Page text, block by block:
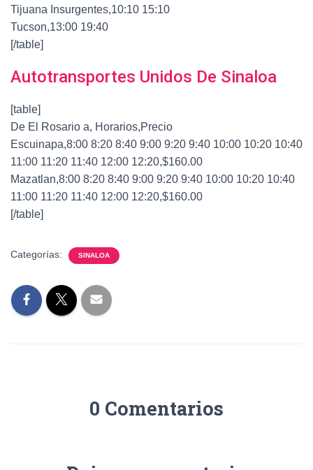
Tijuana Insurgentes,10:10 15:10
Tucson,13:00 19:40
[/table]
Autotransportes Unidos De Sinaloa
[table]
De El Rosario a, Horarios,Precio
Escuinapa,8:00 8:20 8:40 9:00 9:20 9:40 10:00 10:20 10:40
11:00 11:20 11:40 12:00 12:20,$160.00
Mazatlan,8:00 8:20 8:40 9:00 9:20 9:40 10:00 10:20 10:40
11:00 11:20 11:40 12:00 12:20,$160.00
[/table]
Categorías: SINALOA
0 Comentarios